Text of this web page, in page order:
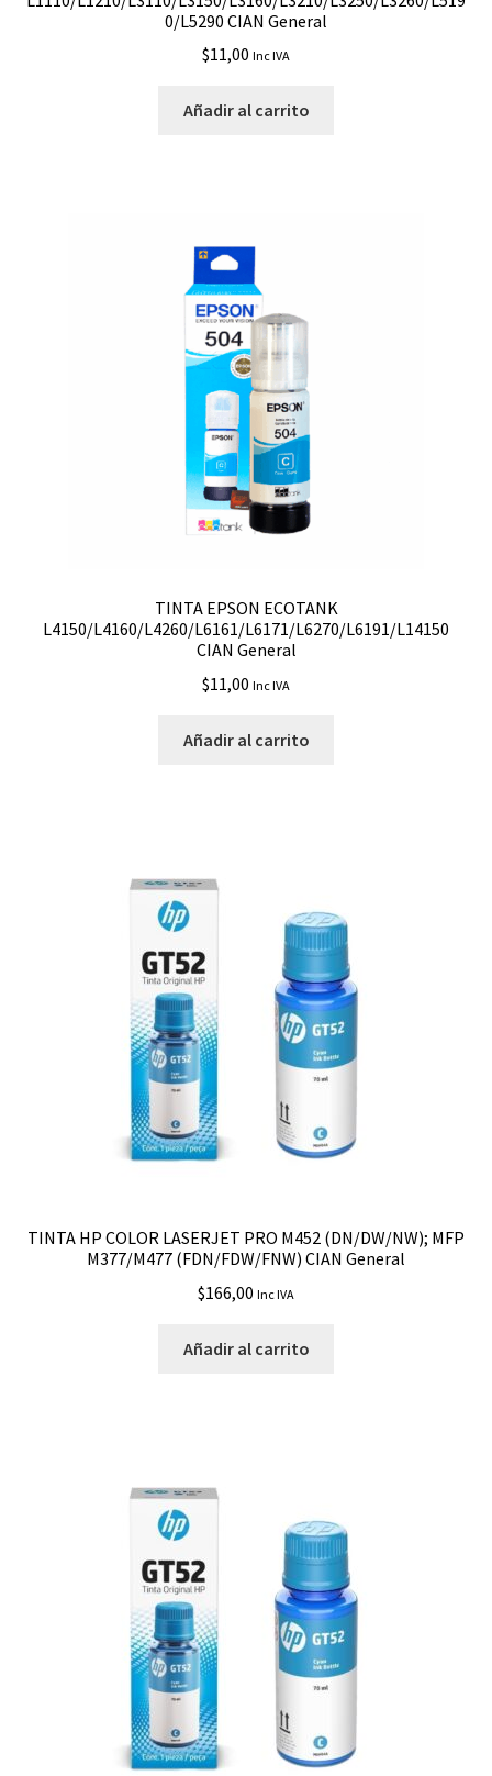
0/L5290 CIAN General
$11,00 Inc IVA
Añadir al carrito
TINTA EPSON ECOTANK
L4150/L4160/L4260/L6161/L6171/L6270/L6191/L14150
CIAN General
$11,00 Inc IVA
Añadir al carrito
TINTA HP COLOR LASERJET PRO M452 (DN/DW/NW); MFP
M377/M477 (FDN/FDW/FNW) CIAN General
$166,00 Inc IVA
Añadir al carrito